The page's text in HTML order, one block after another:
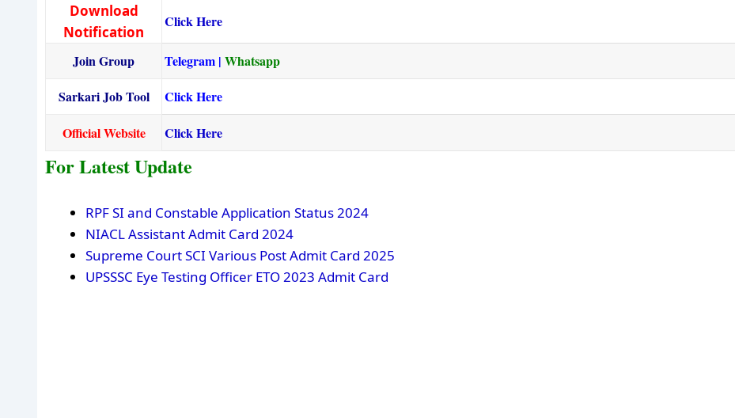
Download
Notification
Click Here
Join Group Telegram | Whatsapp
Sarkari Job Tool
Click Here
Official Website
Click Here
For Latest Update
RPF SI and Constable Application Status 2024
NIACL Assistant Admit Card 2024
Supreme Court SCI Various Post Admit Card 2025
UPSSSC Eye Testing Officer ETO 2023 Admit Card